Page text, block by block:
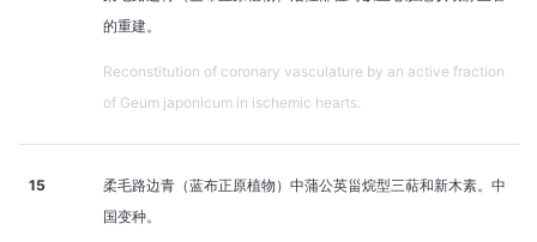
的重建。
Reconstitution of coronary vasculature by an active fraction
of Geum japonicum in ischemic hearts.
15
柔毛路边青（蓝布正原植物）中蒲公英甾烷型三萜和新木素。中
国变种。